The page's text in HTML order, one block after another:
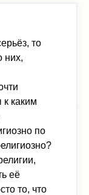
то
них,
каким
по
её
то, что